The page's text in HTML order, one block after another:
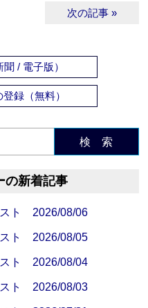
次の記事 »
/ 電子版）
録（無料）
検 索
の新着記事
スト 2026/08/06
スト 2026/08/05
スト 2026/08/04
スト 2026/08/03